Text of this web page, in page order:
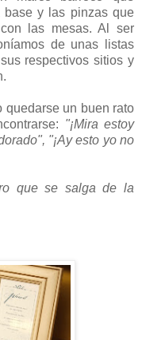
y las pinzas que
las mesas. Al ser
de unas listas
respectivos sitios y
quedarse un buen rato
"¡Mira estoy
"¡Ay esto yo no
que se salga de la